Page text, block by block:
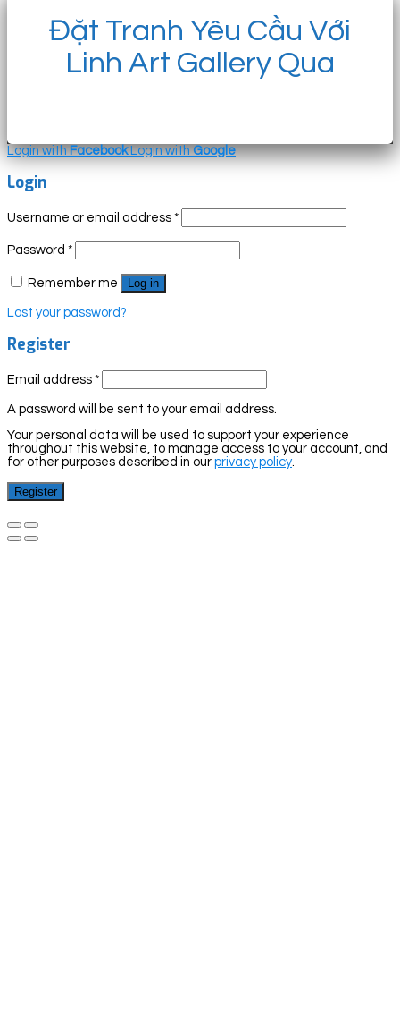
Đặt Tranh Yêu Cầu Với
Linh Art Gallery Qua
Login withFacebook Login withGoogle
Login
Username or email address *
Password *
Remember me Log in
Lost your password?
Register
Email address *
A password will be sent to your email address.
Your personal data will be used to support your experience
throughout this website, to manage access to your account, and
for other purposes described in our privacy policy.
Register